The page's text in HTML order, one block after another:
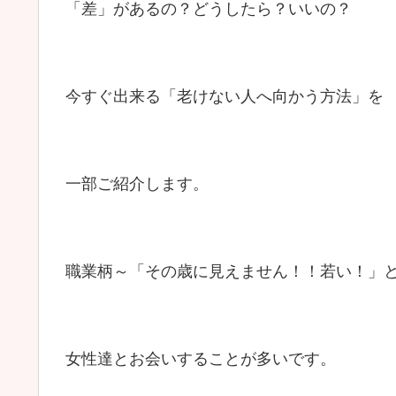
「差」があるの？どうしたら？いいの？
今すぐ出来る「老けない人へ向かう方法」を
一部ご紹介します。
職業柄～「その歳に見えません！！若い！」
女性達とお会いすることが多いです。